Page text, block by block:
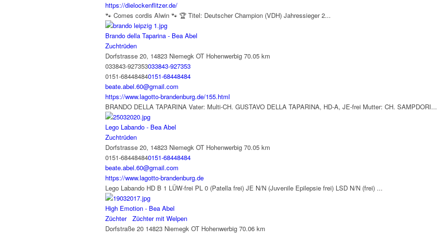
https://dielockenflitzer.de/
🐾 Comes cordis Alwin 🐾 🏆 Titel: Deutscher Champion (VDH) Jahressieger 2...
Brando della Taparina - Bea Abel
Zuchtrüden
Dorfstrasse 20, 14823 Niemegk OT Hohenwerbig 70.05 km
033843-927353033843-927353
0151-684484840151-68448484
beate.abel.60@gmail.com
https://www.lagotto-brandenburg.de/155.html
BRANDO DELLA TAPARINA Vater: Multi-CH. GUSTAVO DELLA TAPARINA, HD-A, JE-frei Mutter: CH. SAMPDORI...
Lego Labando - Bea Abel
Zuchtrüden
Dorfstrasse 20, 14823 Niemegk OT Hohenwerbig 70.05 km
0151-684484840151-68448484
beate.abel.60@gmail.com
https://www.lagotto-brandenburg.de
Lego Labando HD B 1 LÜW-frei PL 0 (Patella frei) JE N/N (Juvenile Epilepsie frei) LSD N/N (frei) ...
High Emotion - Bea Abel
Züchter
Züchter mit Welpen
Dorfstraße 20 14823 Niemegk OT Hohenwerbig 70.06 km